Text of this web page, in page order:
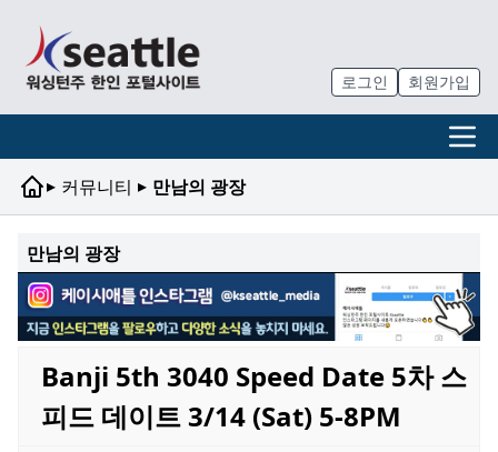
로그인 회원가입
▸ 커뮤니티 ▸ 만남의 광장
만남의 광장
Banji 5th 3040 Speed Date 5차 스
피드 데이트 3/14 (Sat) 5-8PM